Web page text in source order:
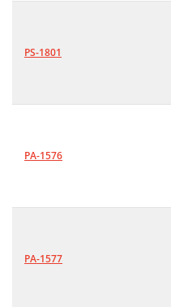
PS-1801
PA-1576
PA-1577